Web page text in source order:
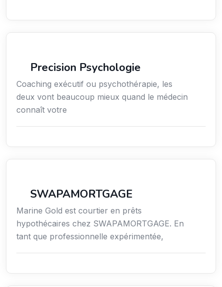
Precision Psychologie
Coaching exécutif ou psychothérapie, les
deux vont beaucoup mieux quand le médecin
connaît votre
SWAPAMORTGAGE
Marine Gold est courtier en prêts
hypothécaires chez SWAPAMORTGAGE. En
tant que professionnelle expérimentée,